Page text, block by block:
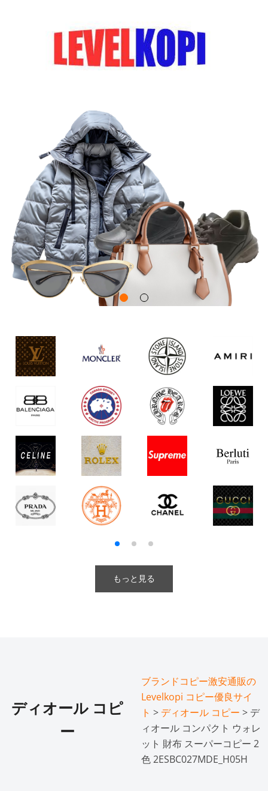
もっと見る
ディオール コピ
ー
ブランドコピー激安通販の
Levelkopi コピー優良サイ
ト > ディオール コピー > デ
ィオール コンパクト ウォレ
ット 財布 スーパーコピー 2
色 2ESBC027MDE_H05H